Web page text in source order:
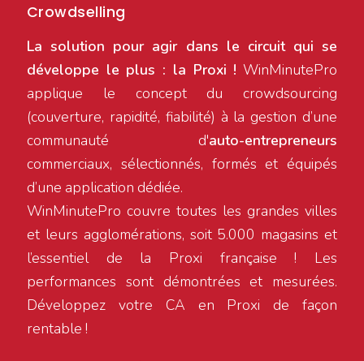
Crowdselling
La solution pour agir dans le circuit qui se
développe le plus : la Proxi ! WinMinutePro
applique le concept du crowdsourcing
(couverture, rapidité, fiabilité) à la gestion d’une
communauté d'auto-entrepreneurs
commerciaux, sélectionnés, formés et équipés
d’une application dédiée.
WinMinutePro couvre toutes les grandes villes
et leurs agglomérations, soit 5.000 magasins et
l’essentiel de la Proxi française ! Les
performances sont démontrées et mesurées.
Développez votre CA en Proxi de façon
rentable !